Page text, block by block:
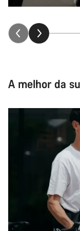
A melhor da